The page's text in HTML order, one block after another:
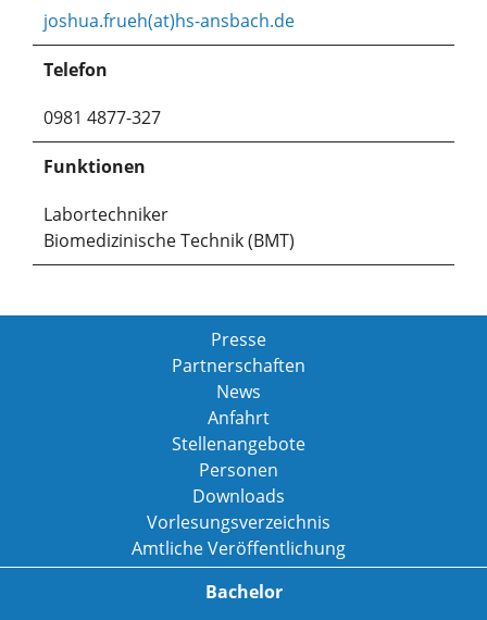
joshua.frueh(at)hs-ansbach.de
Telefon
0981 4877-327
Funktionen
Labortechniker
Biomedizinische Technik (BMT)
Presse
Partnerschaften
News
Anfahrt
Stellenangebote
Personen
Downloads
Vorlesungsverzeichnis
Amtliche Veröffentlichung
Bachelor